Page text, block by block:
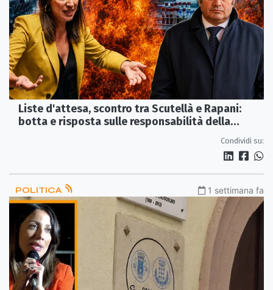
Liste d'attesa, scontro tra Scutellà e Rapani:
botta e risposta sulle responsabilità della
Condividi su:
POLITICA 1 settimana fa